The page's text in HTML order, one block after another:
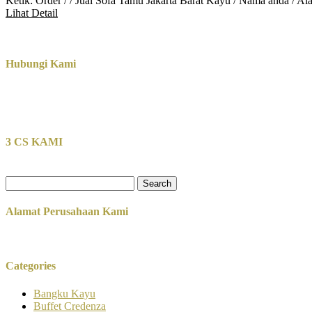
Lihat Detail
Hubungi Kami
3 CS KAMI
for:
Alamat Perusahaan Kami
Categories
Bangku Kayu
Buffet Credenza